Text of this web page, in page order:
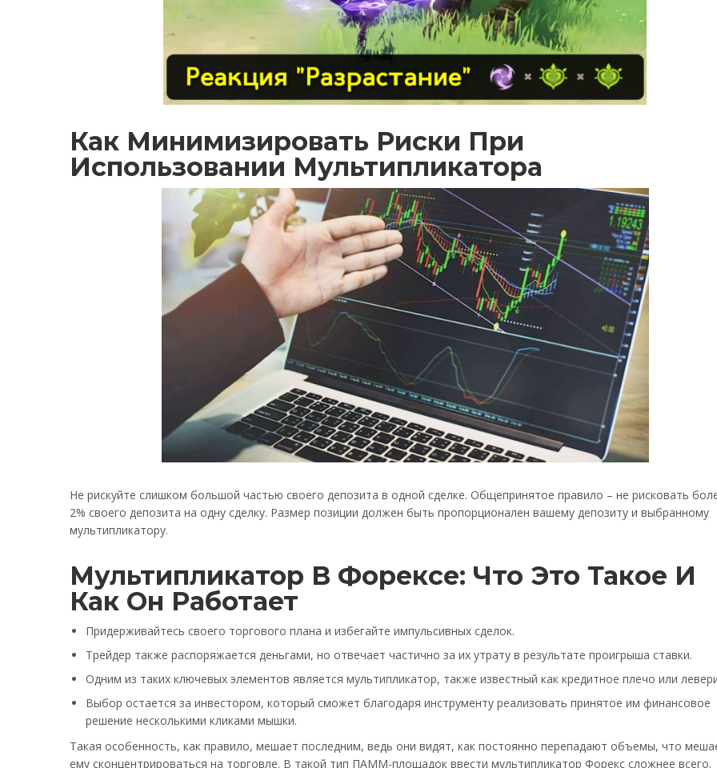
Как Минимизировать Риски При
Использовании Мультипликатора
Не рискуйте слишком большой частью своего депозита в одной сделке. Общепринятое правило – не рисковать
2% своего депозита на одну сделку. Размер позиции должен быть пропорционален вашему депозиту и выбранному
мультипликатору.
Мультипликатор В Форексе: Что Это Такое И
Как Он Работает
Придерживайтесь своего торгового плана и избегайте импульсивных сделок.
Трейдер также распоряжается деньгами, но отвечает частично за их утрату в результате проигрыша ставки.
Одним из таких ключевых элементов является мультипликатор, также известный как кредитное плечо или
Выбор остается за инвестором, который сможет благодаря инструменту реализовать принятое им финансовое
решение несколькими кликами мышки.
Такая особенность, как правило, мешает последним, ведь они видят, как постоянно перепадают объемы, что
ему сконцентрироваться на торговле. В такой тип ПАММ-площадок ввести мультипликатор Форекс сложнее всего.